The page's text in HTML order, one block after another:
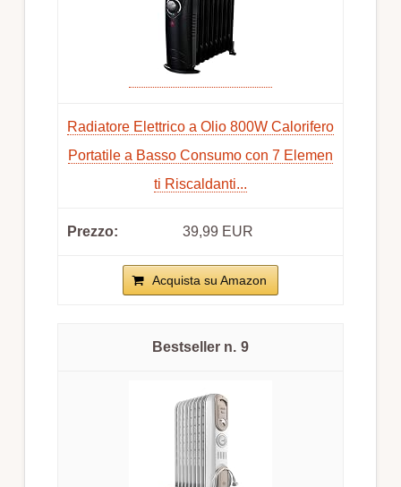
Radiatore Elettrico a Olio 800W Calorifero
Portatile a Basso Consumo con 7 Elemen
ti Riscaldanti...
39,99 EUR
Acquista su Amazon
9